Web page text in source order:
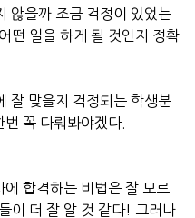
않을까 조금 걱정이 있었는
떤 일을 하게 될 것인지 정확
잘 맞을지 걱정되는 학생분
꼭 다뤄봐야겠다.
합격하는 비법은 잘 모르
이 더 잘 알 것 같다! 그러나